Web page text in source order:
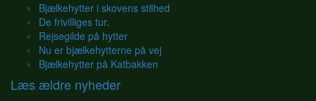
Bjælkehytter i skovens stilhed
De frivilliges tur.
Rejsegilde på hytter
Nu er bjælkehytterne på vej
Bjælkehytter på Katbakken
Læs ældre nyheder